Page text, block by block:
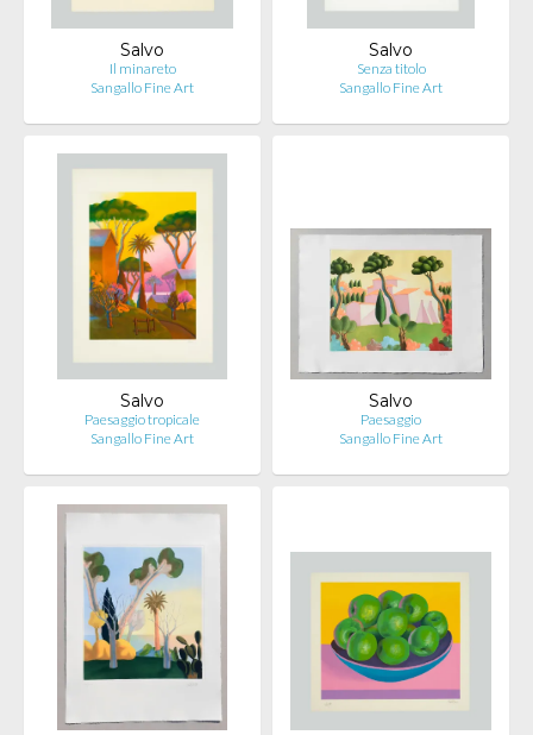
Salvo
Il minareto
Sangallo Fine Art
Salvo
Senza titolo
Sangallo Fine Art
Salvo
Paesaggio tropicale
Sangallo Fine Art
Salvo
Paesaggio
Sangallo Fine Art